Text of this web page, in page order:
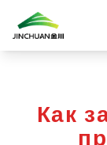
Главная/menu.Blog
Как